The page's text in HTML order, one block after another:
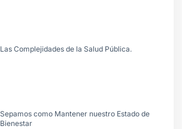
Las Complejidades de la Salud Pública.
Sepamos como Mantener nuestro Estado de
Bienestar